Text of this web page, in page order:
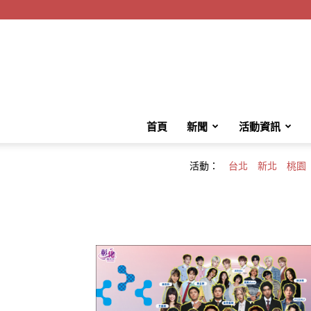
首頁 新聞 活動資訊
活動： 台北 新北 桃園